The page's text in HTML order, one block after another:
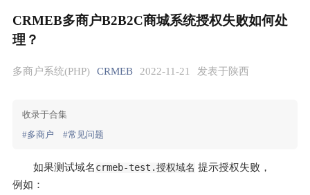
CRMEB多商户B2B2C商城系统授权失败如何处
理？
多商户系统(PHP) CRMEB 2022-11-21 发表于陕西
收录于合集
#多商户
#常见问题
如果测试域名crmeb-test.授权域名 提示授权失败，
例如：